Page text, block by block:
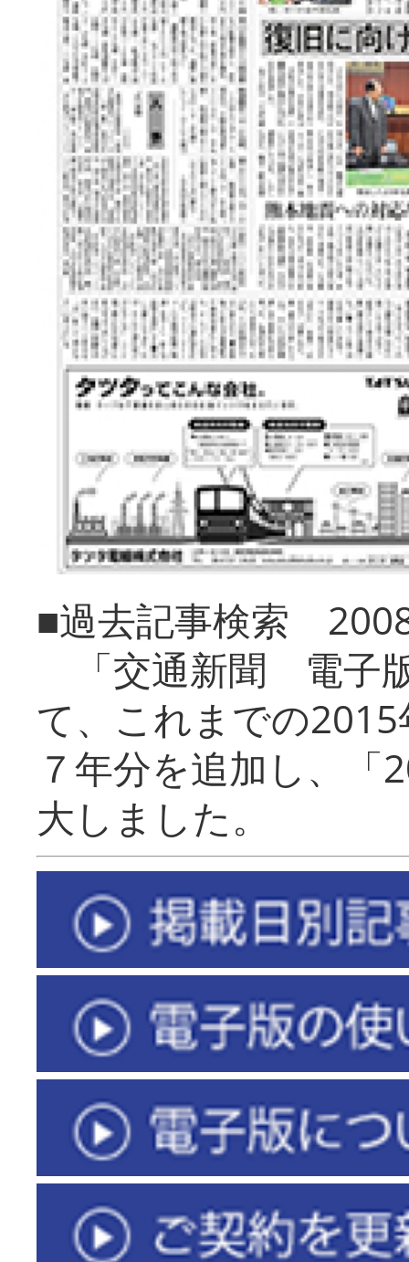
■過去記事検索
「交通新聞 電子
て、これまでの
７年分を追加し、「
大しまし